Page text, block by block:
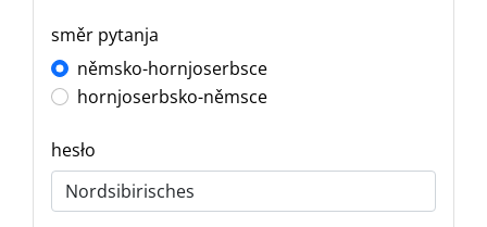
směr pytanja
němsko-hornjoserbsce
hornjoserbsko-němsce
hesło